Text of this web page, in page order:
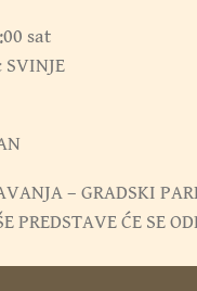
sat
– GRADSKI
PREDSTAVE ĆE SE